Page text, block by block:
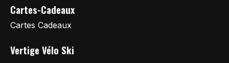
Cartes-Cadeaux
Cartes Cadeaux
Vertige Vélo Ski